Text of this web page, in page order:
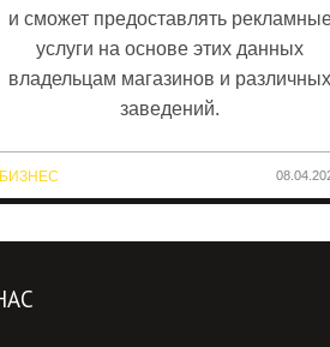
и сможет предоставлять
услуги на основе этих данных
владельцам магазинов и различных
заведений.
БИЗНЕС